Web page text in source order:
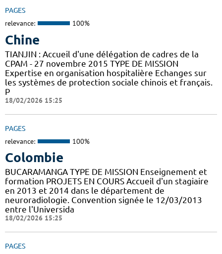
PAGES
relevance: 100%
Chine
TIANJIN : Accueil d'une délégation de cadres de la
CPAM - 27 novembre 2015 TYPE DE MISSION
Expertise en organisation hospitalière Echanges sur
les systèmes de protection sociale chinois et français.
P
18/02/2026 15:25
PAGES
relevance: 100%
Colombie
BUCARAMANGA TYPE DE MISSION Enseignement et
formation PROJETS EN COURS Accueil d'un stagiaire
en 2013 et 2014 dans le département de
neuroradiologie. Convention signée le 12/03/2013
entre l'Universida
18/02/2026 15:25
PAGES